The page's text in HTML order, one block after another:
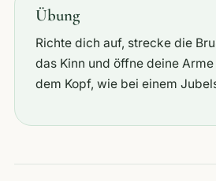
Übung
Richte dich auf, strecke die
das Kinn und öffne deine
dem Kopf, wie bei einem